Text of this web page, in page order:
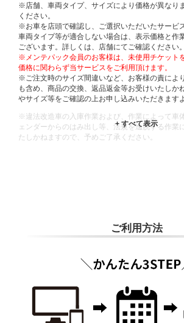
※店舗、車両タイプ、サイズにより価格が異なり
ください。
※お車を店頭で確認し、ご選択いただいたサービ
車両タイプ等が適合しない場合は、表示価格と作
ございます。詳しくは、店舗にてご確認ください。
※メンテパック会員のお客様は、未使用チケット
価格に関わらず当サービスをご利用頂けます。
※ご注文時のサイズ間違いなど、お客様の責によ
も含め、商品の交換、返品返金等お受けいたしか
やサイズ等をご確認の上お申し込みいただきます
※違法改造車の入庫作業および、作業によって車
ェンダーからのはみ出し等、法規を逸脱する作業
たしかねますので、予めご了承ください。
ご利用方法